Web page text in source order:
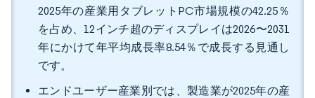
2025年の産業用タブレットPC市場規模の42.25％
を占め、12インチ超のディスプレイは2026〜2031
年にかけて年平均成長率8.54％で成長する見通し
です。
エンドユーザー産業別では、製造業が2025年の産